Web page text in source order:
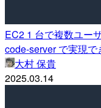
EC2 1 台で複数ユー
code-server で実現
大村 保貴
2025.03.14